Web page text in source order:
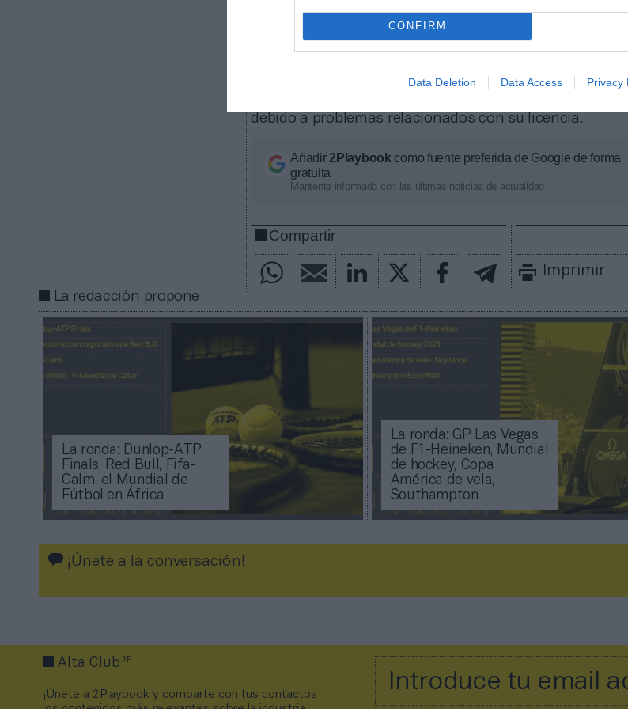
CONFIRM
Data Deletion Data Access Privacy
El Fulham FC rompe con la criptomoneda Titan
CFD debido a las dudas sobre su
debido a problemas relacionados con su licencia.
Añadir2Playbook como fuente preferida de Google de forma
gratuita
Mantente informado con las últimas noticias de actualidad.
Compartir
Imprimir
La redacción propone
La ronda: Dunlop-ATP
Finals, Red Bull, Fifa-
Calm, el Mundial de
Fútbol en África
La ronda: GP Las Vegas
de F1-Heineken, Mundial
de hockey, Copa
América de vela,
Southampton
¡Únete a la conversación!
Alta Club2P
¡Únete a 2Playbook y comparte con tus contactos